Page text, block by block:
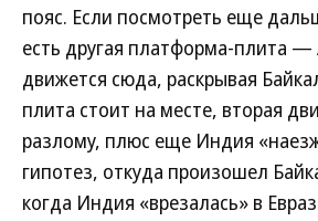
пояс. Если посмотреть еще
есть другая платформа-плита —
движется сюда, раскрывая
плита стоит на месте, вторая
разлому, плюс еще Индия
гипотез, откуда произошел
когда Индия «врезалась» в